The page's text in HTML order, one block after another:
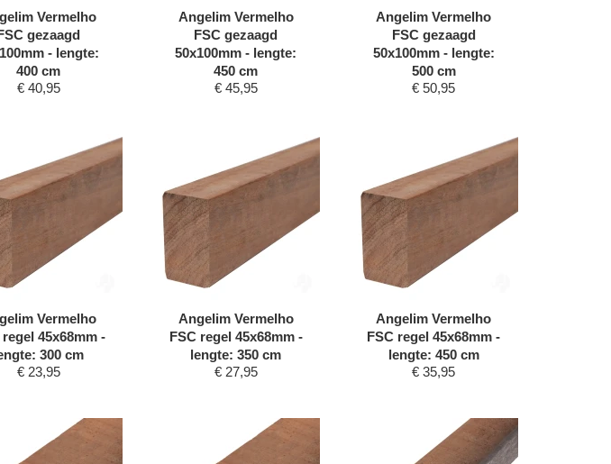
Vermelho
gezaagd
- lengte:
400 cm
€ 40,95
Angelim Vermelho
FSC gezaagd
50x100mm - lengte:
450 cm
€ 45,95
Angelim Vermelho
FSC gezaagd
50x100mm - lengte:
500 cm
€ 50,95
Vermelho
regel 45x68mm -
300 cm
€ 23,95
Angelim Vermelho
FSC regel 45x68mm -
lengte: 350 cm
€ 27,95
Angelim Vermelho
FSC regel 45x68mm -
lengte: 450 cm
€ 35,95